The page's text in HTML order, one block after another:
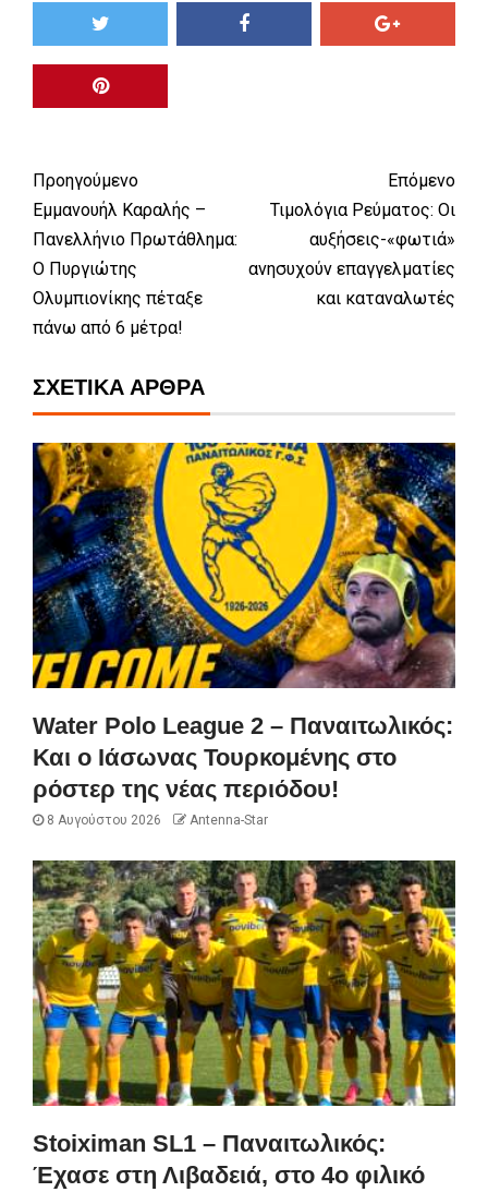
Προηγούμενο
Εμμανουήλ Καραλής –
Πανελλήνιο Πρωτάθλημα:
Ο Πυργιώτης
Ολυμπιονίκης πέταξε
πάνω από 6 μέτρα!
Επόμενο
Τιμολόγια Ρεύματος: Οι
αυξήσεις-«φωτιά»
ανησυχούν επαγγελματίες
και καταναλωτές
ΣΧΕΤΙΚΆ ΆΡΘΡΑ
Water Polo League 2 – Παναιτωλικός:
Και ο Ιάσωνας Τουρκομένης στο
ρόστερ της νέας περιόδου!
8 Αυγούστου 2026 Antenna-Star
Stoiximan SL1 – Παναιτωλικός:
Έχασε στη Λιβαδειά, στο 4ο φιλικό